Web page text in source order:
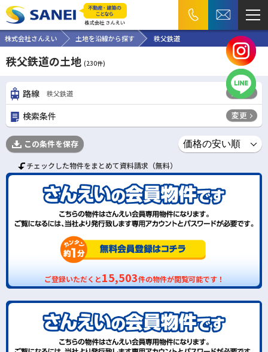
株式会社さんえい 土地を沿線から探す 秩父鉄道
秩父鉄道の土地 (230件)
路線 秩父鉄道 変更
検索条件 変更
この条件を保存
チェックした物件をまとめて資料請求（無料）
ご登録いただくと15,503件の物件が閲覧可能です！